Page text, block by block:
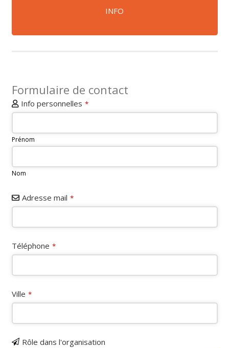
INFO
Formulaire de contact
Info personnelles *
Prénom
Nom
Adresse mail *
Téléphone *
Ville *
Rôle dans l'organisation